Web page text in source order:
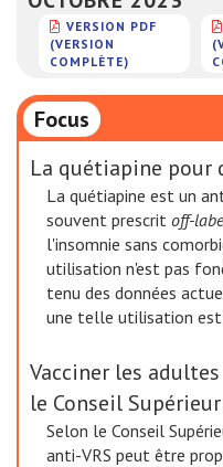
VERSION PDF
(VERSION
COMPLÈTE)
Focus
La quétiapine pour
La quétiapine est un
souvent prescrit off-
l'insomnie sans
utilisation n'est pas
tenu des données
une telle utilisation est
Vacciner les
le Conseil
Selon le Conseil
anti-VRS peut être